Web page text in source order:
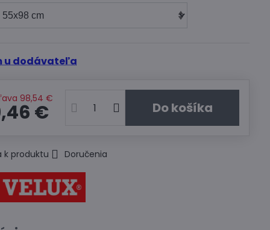
u dodávateľa
98,54 €
€ Do košíka
k produktu Doručenia